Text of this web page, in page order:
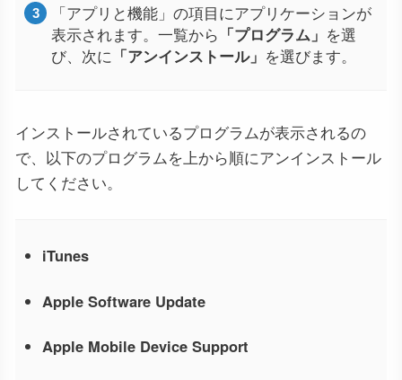
「アプリと機能」の項目にアプリケーションが
表示されます。一覧から 「プログラム」 を選
び、次に 「アンインストール」 を選びます。
インストールされているプログラムが表示されるの
で、以下のプログラムを上から順にアンインストール
してください。
iTunes
Apple Software Update
Apple Mobile Device Support